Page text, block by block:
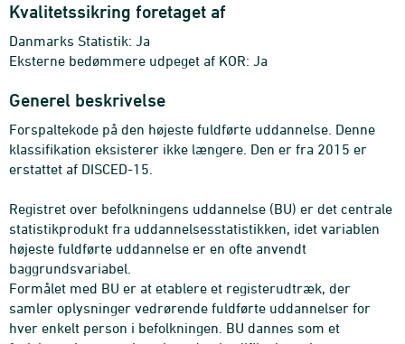
Kvalitetssikring foretaget af
Danmarks Statistik: Ja
Eksterne bedømmere udpeget af KOR: Ja
Generel beskrivelse
Forspaltekode på den højeste fuldførte uddannelse. Denne
klassifikation eksisterer ikke længere. Den er fra 2015 er
erstattet af DISCED-15.
Registret over befolkningens uddannelse (BU) er det centrale
statistikprodukt fra uddannelsesstatistikken, idet variablen
højeste fuldførte uddannelse er en ofte anvendt
baggrundsvariabel.
Formålet med BU er at etablere et registerudtræk, der
samler oplysninger vedrørende fuldførte uddannelser for
hver enkelt person i befolkningen. BU dannes som et